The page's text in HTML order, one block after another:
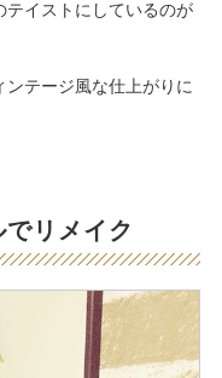
テイストにしているのが
テージ風な仕上がりに
リメイク